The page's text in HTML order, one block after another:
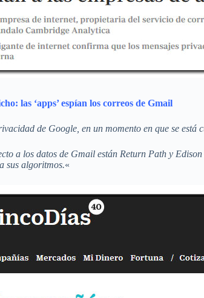
las ‘apps’ espían los correos de Gmail
de Google, en un momento en que se
a los datos de Gmail están Return Path y
sus algoritmos.«